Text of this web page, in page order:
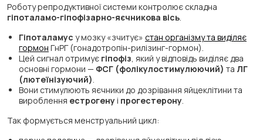
Роботу репродуктивної системи контролює складна
гіпоталамо-гіпофізарно-яєчникова вісь
Гіпоталамус у мозку «зчитує» стан організму та виділяє
гормон ГнРГ (гонадотропін-рилізинг-гормон).
Цей сигнал отримує гіпофіз , який у відповідь виділяє два
основні гормони — ФСГ (фолікулостимулюючий) та ЛГ
(лютеїнізуючий)
Вони стимулюють яєчники до дозрівання яйцеклітини та
вироблення естрогенуі прогестерону
Так формується менструальний цикл: